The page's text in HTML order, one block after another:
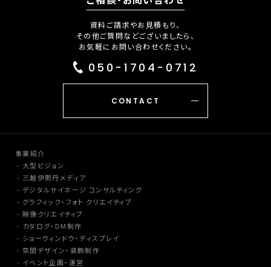
資料ご請求やお見積もり、
その他ご質問などございましたら、
お気軽にお問い合わせください。
050-1704-0712
CONTACT
事業紹介
大型ビジョン
三越伊勢丹メディア
デジタルサイネージ コンサルティング
グラフィック・フォト クリエイティブ
映像クリエイティブ
カタログ・DM制作
ショーウィンドウ・ディスプレイ
空間デザイン・装飾制作
イベント企画・運営